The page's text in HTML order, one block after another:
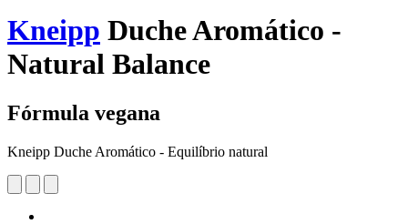
Kneipp Duche Aromático -
Natural Balance
Fórmula vegana
Kneipp Duche Aromático - Equilíbrio natural